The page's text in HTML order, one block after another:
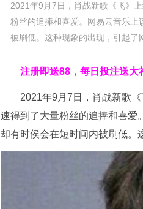
2021年9月7日，肖战新歌《飞》
粉丝的追捧和喜爱。网易云音乐
被刷低。这种现象的出现，引起了
注册即送88， 每日投注送大
2021年9月7日，肖战新歌
速得到了大量粉丝的追捧和喜爱
却有时侯会在短时间内被刷低。